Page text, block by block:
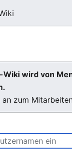
Wiki wird von
zum